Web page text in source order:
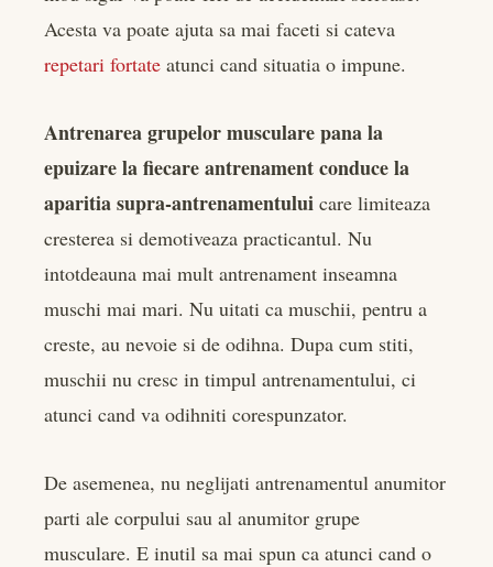
Acesta va poate ajuta sa mai faceti si cateva
repetari fortate atunci cand situatia o impune.
Antrenarea grupelor musculare pana la
epuizare la fiecare antrenament conduce la
aparitia supra-antrenamentului care limiteaza
cresterea si demotiveaza practicantul. Nu
intotdeauna mai mult antrenament inseamna
muschi mai mari. Nu uitati ca muschii, pentru a
creste, au nevoie si de odihna. Dupa cum stiti,
muschii nu cresc in timpul antrenamentului, ci
atunci cand va odihniti corespunzator.
De asemenea, nu neglijati antrenamentul anumitor
parti ale corpului sau al anumitor grupe
musculare. E inutil sa mai spun ca atunci cand o